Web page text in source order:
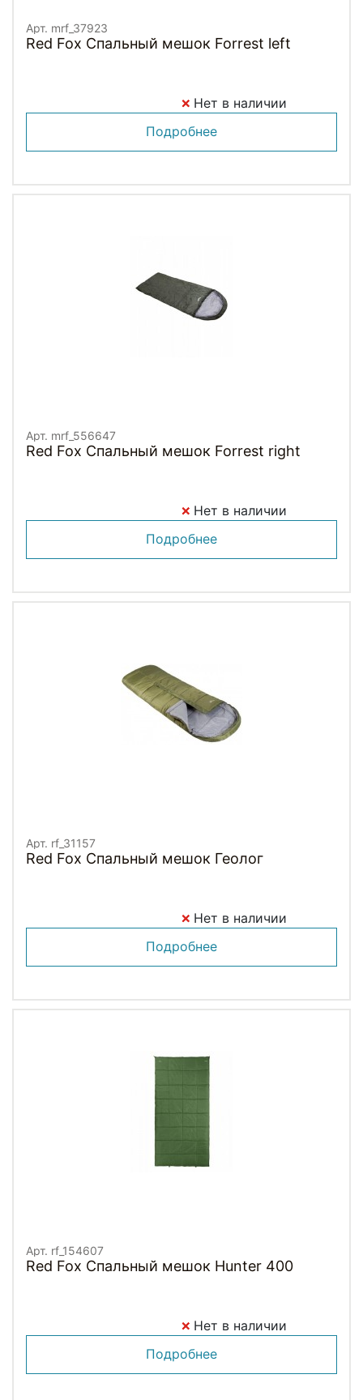
Арт. mrf_37923
Red Fox Спальный мешок Forrest left
Нет в наличии
Подробнее
Арт. mrf_556647
Red Fox Спальный мешок Forrest right
Нет в наличии
Подробнее
Арт. rf_31157
Red Fox Спальный мешок Геолог
Нет в наличии
Подробнее
Арт. rf_154607
Red Fox Спальный мешок Hunter 400
Нет в наличии
Подробнее